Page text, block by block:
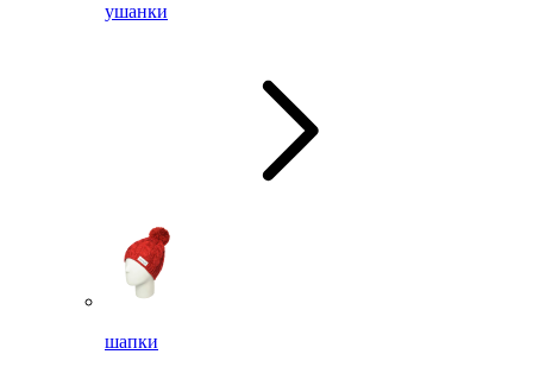
ушанки
шапки